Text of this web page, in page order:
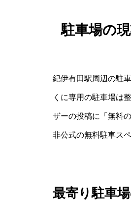
駐車場の
紀伊有田駅周辺の駐
くに専用の駐車場は
ザーの投稿に「無料
非公式の無料駐車ス
最寄り駐車